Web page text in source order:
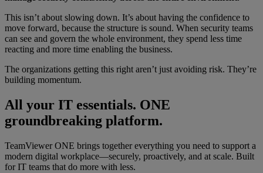
This isn’t about slowing down. It’s about having the confidence to
move forward, because the structure is sound. When security teams
can see and govern the whole environment, they spend less time
reacting and more time enabling the business.
The organizations getting this right aren’t just avoiding risk. They’re
building momentum.
All your IT essentials. ONE
groundbreaking platform.
TeamViewer ONE brings together everything you need to support a
modern digital workplace—securely, proactively, and at scale. Built
for IT teams that do more with less.